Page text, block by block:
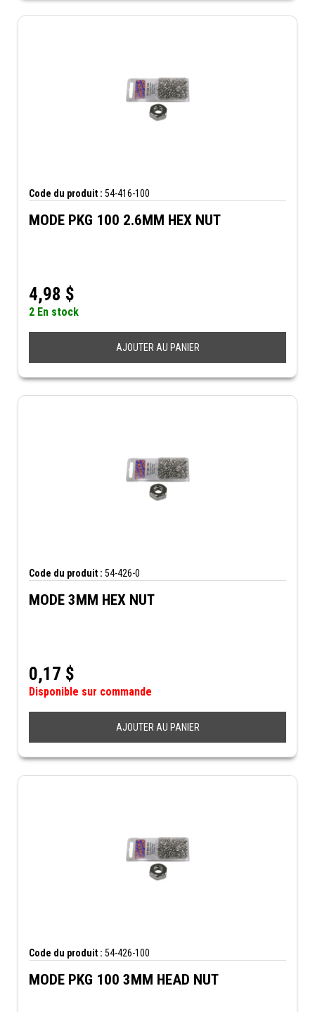
Code du produit : 54-416-100
MODE PKG 100 2.6MM HEX NUT
4,98 $
2 En stock
AJOUTER AU PANIER
Code du produit : 54-426-0
MODE 3MM HEX NUT
0,17 $
Disponible sur commande
AJOUTER AU PANIER
Code du produit : 54-426-100
MODE PKG 100 3MM HEAD NUT